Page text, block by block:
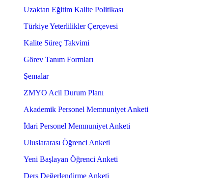
Uzaktan Eğitim Kalite Politikası
Türkiye Yeterlilikler Çerçevesi
Kalite Süreç Takvimi
Görev Tanım Formları
Şemalar
ZMYO Acil Durum Planı
Akademik Personel Memnuniyet Anketi
İdari Personel Memnuniyet Anketi
Uluslararası Öğrenci Anketi
Yeni Başlayan Öğrenci Anketi
Ders Değerlendirme Anketi